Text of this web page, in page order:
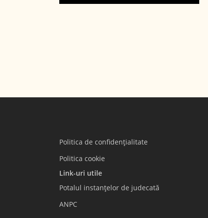
Politica de confidențialitate
Politica cookie
Link-uri utile
Potalul instanțelor de judecată
ANPC